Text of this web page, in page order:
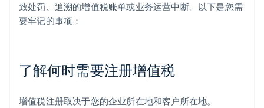
致处罚、追溯的增值税账单或业务运营中断。以下是您需
要牢记的事项：
了解何时需要注册增值税
增值税注册取决于您的企业所在地和客户所在地。